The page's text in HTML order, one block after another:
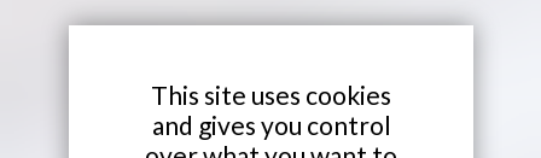
This site uses cookies
and gives you control